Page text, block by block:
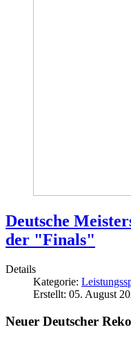
Deutsche
der "Finals"
Details
Kategorie:
Erstellt: 05. August
Neuer Deutscher